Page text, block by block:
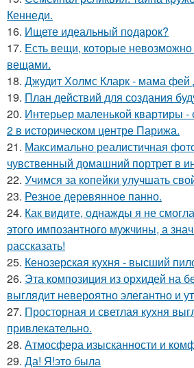
Кеннеди.
16. Ищете идеальный подарок?
17. Есть вещи, которые невозможно
вещами.
18. Джудит Холмс Кларк - мама фей
19. План действий для создания
20. Интерьер маленькой квартиры -
2 в историческом центре Парижа.
21. Максимально реалистичная
чувственный домашний портрет в
22. Учимся за копейки улучшать
23. Резное деревянное панно.
24. Как видите, однажды я не
этого импозантного мужчины, а
рассказать!
25. Кенозерская кухня - высший
26. Эта композиция из орхидей на
выглядит невероятно элегантно и
27. Просторная и светлая кухня
привлекательно.
28. Атмосфера изысканности и
29. Да! Я!это была